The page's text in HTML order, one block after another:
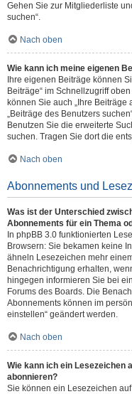
Gehen Sie zur Mitgliederliste
suchen“.
Nach oben
Wie kann ich meine eigenen
Ihre eigenen Beiträge können
Beiträge“ im Schnellzugriff
können Sie auch „Ihre
„Beiträge des Benutzers
Benutzen Sie die erweiterte
suchen. Tragen Sie dort die
Nach oben
Abonnements und
Was ist der Unterschied
Abonnements für ein Thema
In phpBB 3.0 funktionierten
Browsern: Sie bekamen keine
ähneln Lesezeichen mehr
Benachrichtigung erhalten,
hingegen informieren Sie bei
Forums des Boards. Die
Abonnements können im
einstellen“ geändert werden.
Nach oben
Wie kann ich ein Lesezeichen
abonnieren?
Sie können ein Lesezeichen